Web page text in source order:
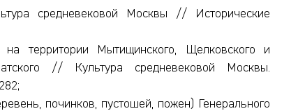
средневековой Москвы // Исторические
на территории Мытищинского, Щелковского и
// Культура средневековой Москвы.
починков, пустошей, пожен) Генерального